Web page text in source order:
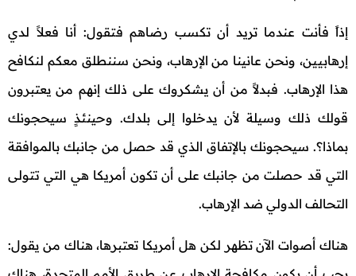
إذاً فأنت عندما تريد أن تكسب رضاهم فتقول: أنا فعلاً لدي
إرهابيين، ونحن عانينا من الإرهاب، ونحن سننطلق معكم لنكافح
هذا الإرهاب. فبدلاً من أن يشكروك على ذلك إنهم من يعتبرون
قولك ذلك وسيلة لأن يدخلوا إلى بلدك. وحينئذٍ سيحجونك
بماذا؟. سيحجونك بالإتفاق الذي قد حصل من جانبك بالموافقة
التي قد حصلت من جانبك على أن تكون أمريكا هي التي تتولى
التحالف الدولي ضد الإرهاب.
هناك أصوات الآن تظهر لكن هل أمريكا تعتبرها، هناك من يقول: